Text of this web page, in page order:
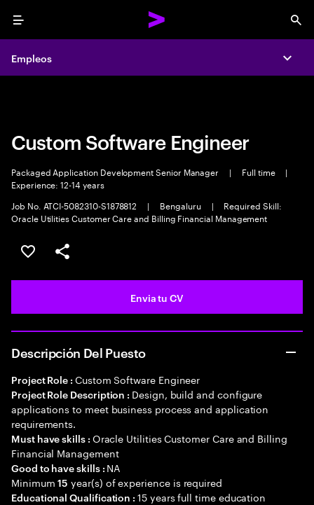
Menu
Empleos
Empleos
Custom Software Engineer
Packaged Application Development Senior Manager | Full time
|
Experience: 12-14 years
Job No. ATCI-5082310-S1878812
| Bengaluru |
Required Skill:
Oracle Utilities Customer Care and Billing Financial Management
Guardar oferta
Compartir
Envia tu CV
Descripción Del Puesto
Project Role : Custom Software Engineer
Project Role Description : Design, build and configure
applications to meet business process and application
requirements.
Must have skills : Oracle Utilities Customer Care and Billing
Financial Management
Good to have skills : NA
Minimum15 year(s) of experience is required
Educational Qualification :15 years full time education